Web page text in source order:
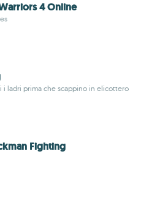
4 Online
i ladri prima che scappino in elicottero
Fighting